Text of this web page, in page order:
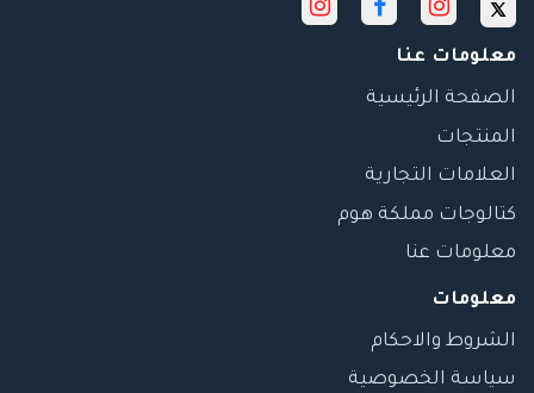
معلومات عنا
الصفحة الرئيسية
المنتجات
العلامات التجارية
كتالوجات مملكة هوم
معلومات عنا
معلومات
الشروط والاحكام
سياسة الخصوصية